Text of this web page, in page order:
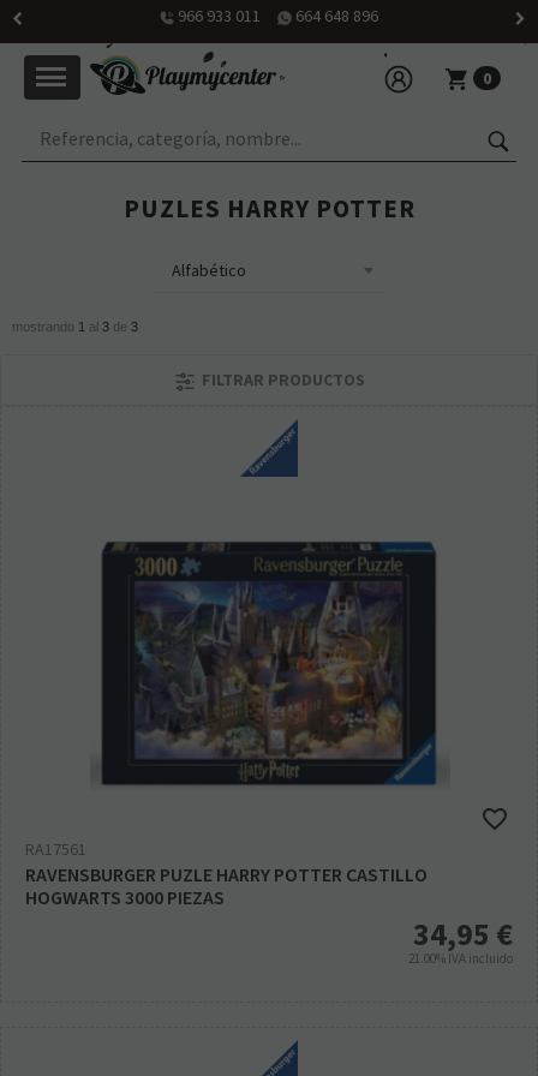
966 933 011 664 648 896
0
PUZLES HARRY POTTER
mostrando 1 al 3 de 3
FILTRAR PRODUCTOS
RA17561
RAVENSBURGER PUZLE HARRY POTTER CASTILLO
HOGWARTS 3000 PIEZAS
34,95 €
21.00% IVA incluido